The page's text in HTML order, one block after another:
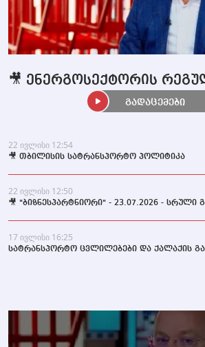
22 ივლისი 12:54
🎥 თბილისის სატრანსპორტო პოლიტიკა
22 ივლისი 12:50
🎥 "ბიზნესპარტნიორი" - 23.07.2026 - სრული
17 ივლისი 16:25
სატრანსპორტო ცვლილებები და ქალაქის
🎥 ენერგოსექტორის
გადაცემები